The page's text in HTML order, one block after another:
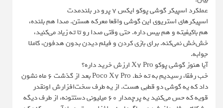
عملکرد اسپیکر گوشی پوکو ایکس 7 پرو در بلندمدت
اسپیکرهای استریوی این گوشی واقعا معرکه هستن. صدا هم بلنده،
هم باکیفیته و هم بیس داره. حتی وقتی صدا رو تا ته زیاد می‌کنید،
خش‌خش نمی‌کنه. برای بازی کردن و فیلم دیدن بدون هدفون، کاملا
جوابه.
آیا هنوز گوشی پوکو X7 Pro ارزش خرید داره؟
خب رفقا، رسیدیم به ته خط. Poco X7 Pro بعد از گذشت ۶ ماه نشون
داد که یه گوشی دو قطبی هست. از یه طرف سخت‌افزارش اونقدر
قویه که حس می‌کنید یه پرچمدار ۶۰ میلیونی دستتونه، از طرف دیگه